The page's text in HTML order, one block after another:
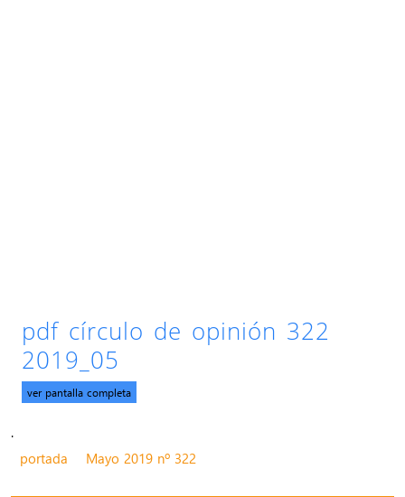
pdf círculo de opinión 322
2019_05
ver pantalla completa
.
portada
Mayo 2019 nº 322